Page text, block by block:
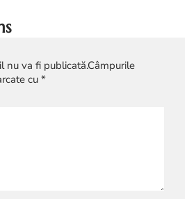
nu va fi publicată.Câmpurile
cu *